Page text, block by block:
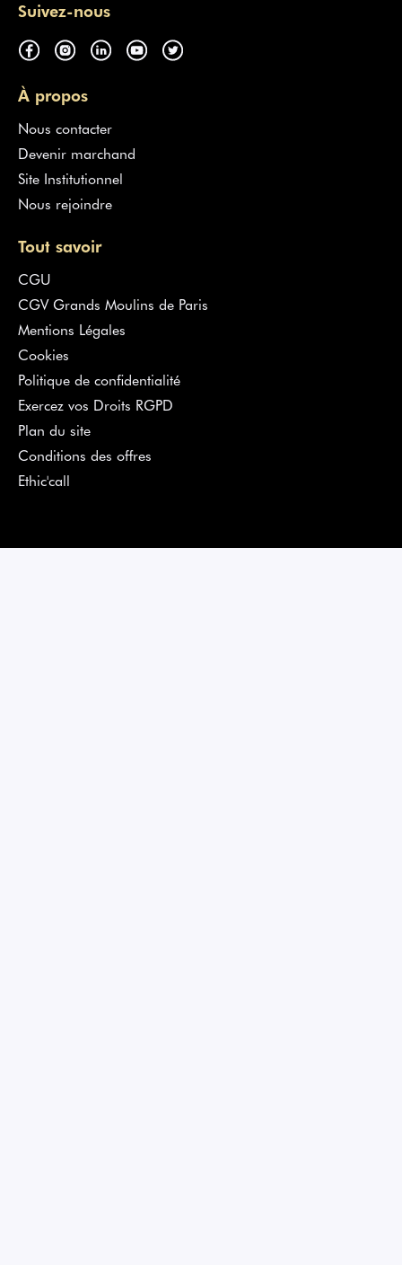
Suivez-nous
À propos
Nous contacter
Devenir marchand
Site Institutionnel
Nous rejoindre
Tout savoir
CGU
CGV Grands Moulins de Paris
Mentions Légales
Cookies
Politique de confidentialité
Exercez vos Droits RGPD
Plan du site
Conditions des offres
Ethic'call